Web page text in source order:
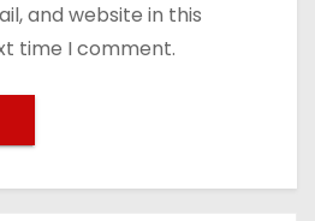
and website in this
time I comment.